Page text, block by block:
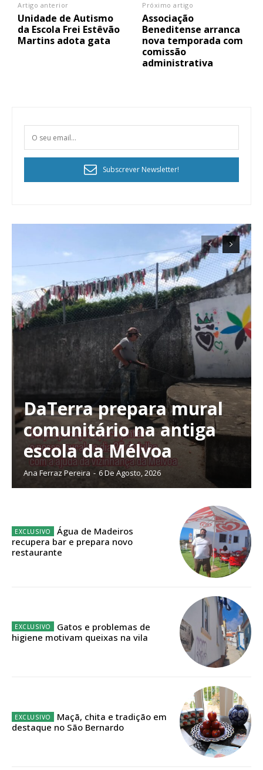
Planos de Assinatura
Faça-se assinante do Região de Cister e ajude-nos a manter este serviço
público!
Sendo assinante terá acesso a todos os conteúdos exclusivos e versões
12 meses
Artigo anterior
Unidade de Autismo
da Escola Frei Estêvão
Martins adota gata
Próximo artigo
Associação
Beneditense arranca
nova temporada com
comissão
administrativa
Subscrever Newsletter!
DaTerra prepara mural
comunitário na antiga
escola da Mélvoa
Ana Ferraz Pereira - 6 De Agosto, 2026
Água de Madeiros
recupera bar e prepara novo
restaurante
Gatos e problemas de
higiene motivam queixas na vila
Maçã, chita e tradição em
destaque no São Bernardo